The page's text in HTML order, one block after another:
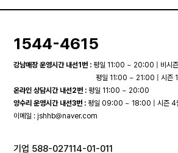
1544-4615
강남매장 운영시간 내선1번 : 평일 11:00 ~ 20:00 | 비시
평일 11:00 ~ 21:00 | 시즌
온라인 상담시간 내선2번 : 평일 11:00 ~ 20:00
양수리 운영시간 내선3번 : 평일 09:00 ~ 18:00 | 시즌 4
이메일 :jshhb@naver.com
기업 588-027114-01-011